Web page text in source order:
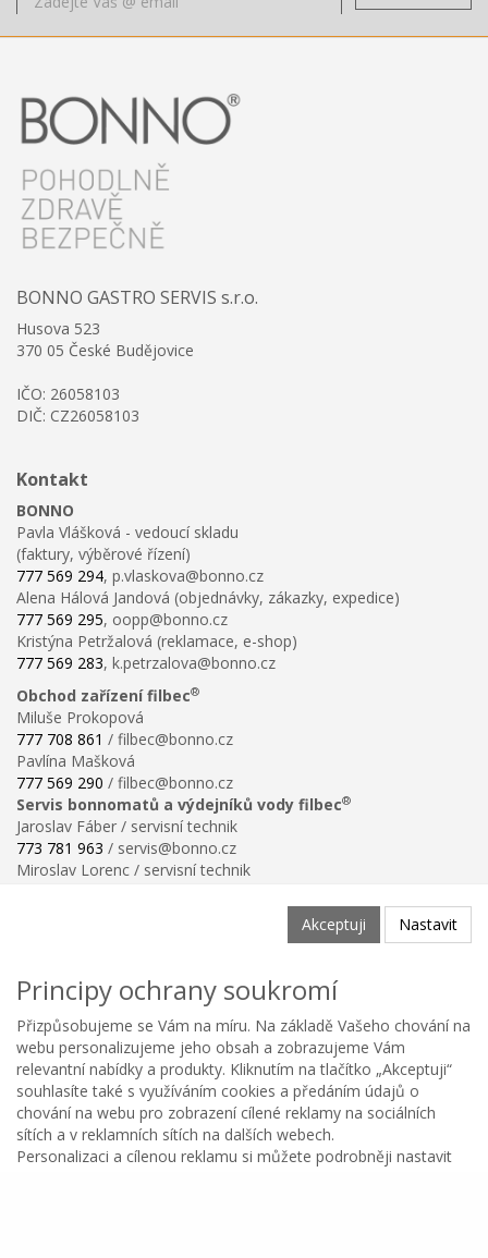
BONNO GASTRO SERVIS s.r.o.
Husova 523
370 05 České Budějovice
IČO: 26058103
DIČ: CZ26058103
Kontakt
BONNO
Pavla Vlášková - vedoucí skladu
(faktury, výběrové řízení)
777 569 294, p.vlaskova@bonno.cz
Alena Hálová Jandová (objednávky, zákazky, expedice)
777 569 295, oopp@bonno.cz
Kristýna Petržalová (reklamace, e-shop)
777 569 283, k.petrzalova@bonno.cz
Obchod zařízení filbec®
Miluše Prokopová
777 708 861 / filbec@bonno.cz
Pavlína Mašková
777 569 290 / filbec@bonno.cz
Servis bonnomatů a výdejníků vody filbec®
Jaroslav Fáber / servisní technik
773 781 963 / servis@bonno.cz
Miroslav Lorenc / servisní technik
Ochrana osobních údajů
Poučení o právu na odstoupení od smlouvy
Reklamační řád
Reklamační protokol ke stažení
Velikostní tabulka
Nastavení soukromí
Odstoupení od smlouvy
Copyright © BONNO GASTRO SERVIS s.r.o. 2026
Kategorie Oblíbené Menu Košík
Akceptuji Nastavit
Principy ochrany soukromí
Přizpůsobujeme se Vám na míru. Na základě Vašeho chování na
webu personalizujeme jeho obsah a zobrazujeme Vám
relevantní nabídky a produkty. Kliknutím na tlačítko „Akceptuji“
souhlasíte také s využíváním cookies a předáním údajů o
chování na webu pro zobrazení cílené reklamy na sociálních
sítích a v reklamních sítích na dalších webech.
Personalizaci a cílenou reklamu si můžete podrobněji nastavit